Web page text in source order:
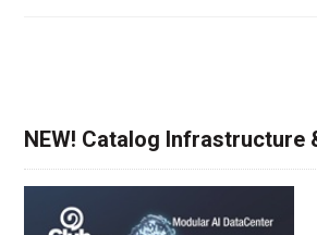
NEW! Catalog Infrastructure